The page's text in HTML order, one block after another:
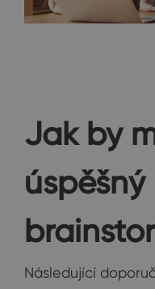
Jak by
úspěšný
Následující